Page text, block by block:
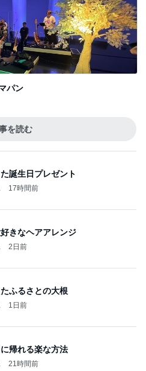
パン
を読む
誕生日プレゼント
17時間前
きなヘアアレンジ
2日前
ふるさとの大根
1日前
帰れる楽な方法
21時間前